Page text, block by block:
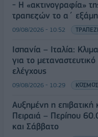
- Η «ακτινογραφία»
τραπεζών το α΄
09/08/2026 - 10:52
Ισπανία – Ιταλία:
για το
ελέγχους
09/08/2026 - 10:29 ΚΟΣΜΟΣ
Αυξημένη η επιβατική
Πειραιά – Περίπου
και Σάββατο